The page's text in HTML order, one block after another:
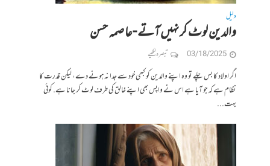
دلیل
والدین لوٹ کر نہیں آتے -عاصمہ حسن
03/18/2025 تبصرہ لکھیے
اگر اولاد کا بس چلے تو وہ اپنے والدین کو کبھی خود سے جدا نہ ہونے دے، لیکن قدرت کا
نظام ہے کہ جو آیا ہے اس نے واپس بھی اپنے خالق کی طرف لوٹ کر جانا ہے. کوئی
بہت...